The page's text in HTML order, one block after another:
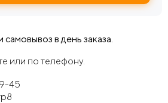
в день заказа.
или по телефону.
45